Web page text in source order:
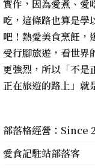
實作，因為愛煮、愛
吃，這條路也算是學
吧！熱愛美食烹飪，
受行腳旅遊，看世界
更強烈，所以「不是
正在旅遊的路上」就
部落格經營：Since
愛食記駐站部落客